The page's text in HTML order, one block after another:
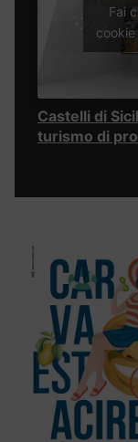
Fai
Castelli di
turismo di